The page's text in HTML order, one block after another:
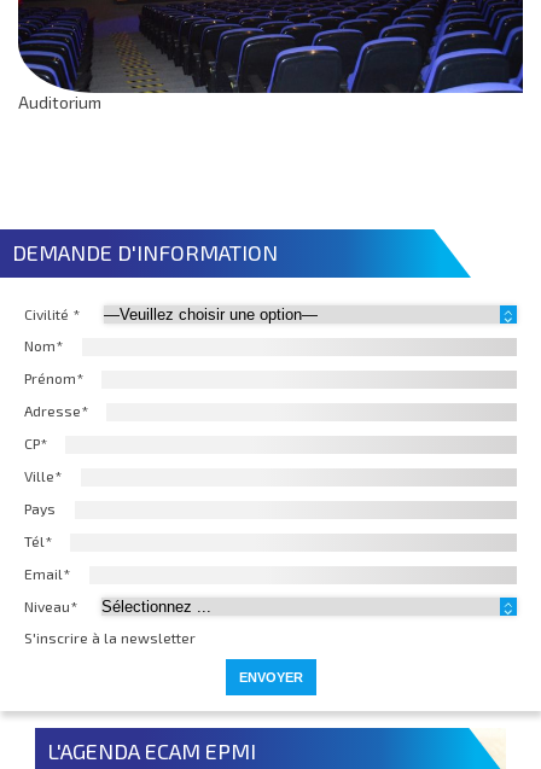
Auditorium
DEMANDE D'INFORMATION
Civilité *
Nom*
Prénom*
Adresse*
CP*
Ville*
Pays
Tél*
Email*
Niveau*
S'inscrire à la newsletter
L'AGENDA ECAM EPMI